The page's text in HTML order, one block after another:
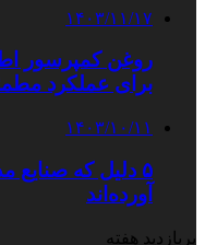
۱۴۰۳/۱۱/۱۷
روغن کمپرسور
برای عملکرد
۱۴۰۳/۱۰/۱۱
آورده‌اند
پربازدید هفته